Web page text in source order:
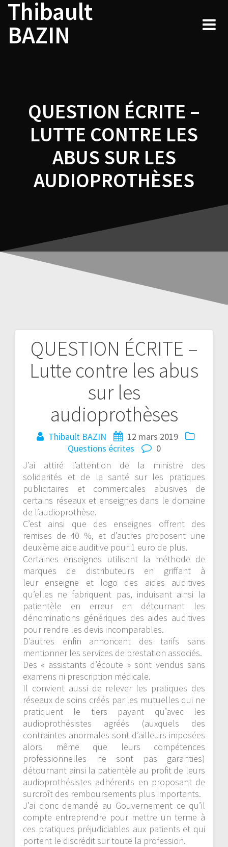
Skip
content
Thibault
BAZIN
QUESTION ÉCRITE –
LUTTE CONTRE LES
ABUS SUR LES
AUDIOPROTHÈSES
QUESTION ÉCRITE –
Lutte contre les abus
sur les
audioprothèses
Thibault BAZIN
12 mars 2019
Questions écrites
0
J’ai attiré l’attention de la ministre des
solidarités et de la santé sur les pratiques
publicitaires et commerciales abusives de
certains réseaux et enseignes dans le domaine
de l’audioprothèse.
C’est ainsi que des enseignes offrent des
remises de 40 %, et d’autres proposent une
deuxième aide auditive pour 1 euro de plus.
Certaines enseignes utilisent la méthode de
marques de distributeurs en griffant à
leur enseigne et logo des aides auditives
qu’elles ne fabriquent pas, induisant ainsi la
patientèle en erreur en détournant les
dénominations génériques des aides auditives
pour rendre les devis incomparables.
D’autres enfin annoncent des tarifs sans
mentionner les services de prestation associés.
Des « assistants d’écoute » sont vendus sans
examens ni prescription médicale.
Il convient aussi de relever les pratiques des
réseaux de soins créés par les mutuelles qui ne
pratiquent le tiers payant qu’avec les
audioprothésistes agréés (auxquels des
contraintes anormales sont d’ailleurs imposées
alors même que leurs compétences
professionnelles ne sont pas garanties)
détournant ainsi la patientèle au profit de leurs
audioprothésistes adhérents en proposant de
surcroît des remboursements plus importants.
J’ai donc demandé au Gouvernement ce qu’il
compte entreprendre pour mettre un terme à
ces pratiques préjudiciables aux patients et qui
portent le discrédit sur toute la profession.
Navigation
de